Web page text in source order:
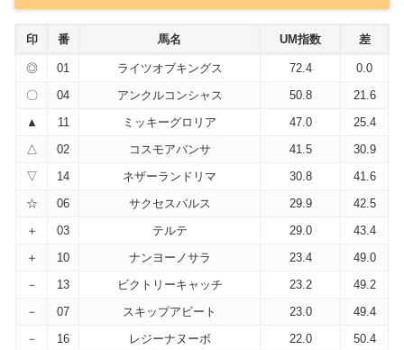
印 番 馬名 UM指数 差
◎ 01 ライツオブキングス 72.4
0.0
〇
04 アンクルコンシャス 50.8
21.6
▲
11 ミッキーグロリア 47.0
25.4
△
02 コスモアバンサ 41.5
30.9
▽
14 ネザーランドリマ 30.8
41.6
☆
06 サクセスパルス 29.9
42.5
＋
03 テルテ 29.0
43.4
＋
10 ナンヨーノサラ 23.4
49.0
－
13 ビクトリーキャッチ 23.2
49.2
－
07 スキップアビート 23.0
49.4
－
16 レジーナヌーボ 22.0
50.4